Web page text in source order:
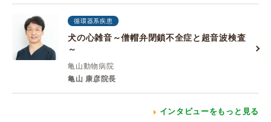
循環器系疾患
犬の心雑音～僧帽弁閉鎖不全症と超音波検査
～
亀山動物病院
亀山 康彦院長
インタビューをもっと見る